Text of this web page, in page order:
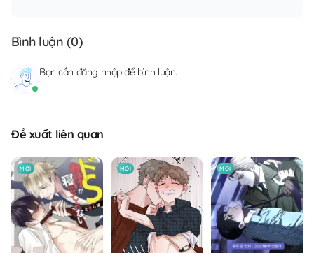
Bình luận (0)
Bạn cần đăng nhậpđể bình luận.
Đề xuất liên quan
MỚI MỚI MỚI